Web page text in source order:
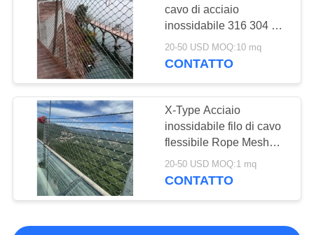
cavo di acciaio
inossidabile 316 304 per
ringhiera di scale e
balaustra
20-50 USD MOQ:10 mq
CONTATTO
X-Type Acciaio
inossidabile filo di cavo
flessibile Rope Mesh
Infill Balcone rete di
sicurezza
20-50 USD MOQ:1 mq
CONTATTO